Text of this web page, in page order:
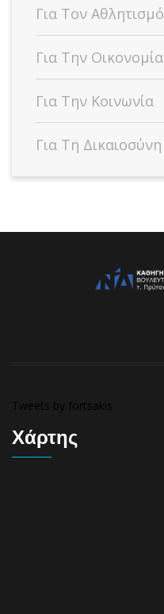
Για Τον Αθλητισμό
Για Την Οικονομία
Για Την Κοινωνία
Για Τη Δικαιοσύνη
Tweets by fortsakis
Χάρτης